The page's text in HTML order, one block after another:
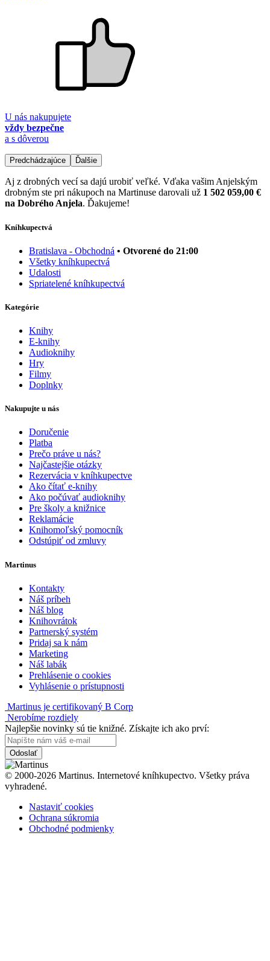
U nás nakupujete
vždy bezpečne
a s dôverou
Predchádzajúce Ďalšie
Aj z drobných vecí sa dajú urobiť veľké. Vďaka vašim Anjelským
drobným ste pri nákupoch na Martinuse darovali už 1 502 059,00 €
na Dobrého Anjela. Ďakujeme!
Kníhkupectvá
Bratislava - Obchodná • Otvorené do 21:00
Všetky kníhkupectvá
Udalosti
Spriatelené kníhkupectvá
Kategórie
Knihy
E-knihy
Audioknihy
Hry
Filmy
Doplnky
Nakupujte u nás
Doručenie
Platba
Prečo práve u nás?
Najčastejšie otázky
Rezervácia v kníhkupectve
Ako čítať e-knihy
Ako počúvať audioknihy
Pre školy a knižnice
Reklamácie
Knihomoľský pomocník
Odstúpiť od zmluvy
Martinus
Kontakty
Náš príbeh
Náš blog
Knihovrátok
Partnerský systém
Pridaj sa k nám
Marketing
Náš labák
Prehlásenie o cookies
Vyhlásenie o prístupnosti
Martinus je certifikovaný B Corp
Nerobíme rozdiely
Najlepšie novinky sú tie knižné. Získajte ich ako prví:
Odoslať
© 2000-2026 Martinus. Internetové kníhkupectvo. Všetky práva
vyhradené.
Nastaviť cookies
Ochrana súkromia
Obchodné podmienky